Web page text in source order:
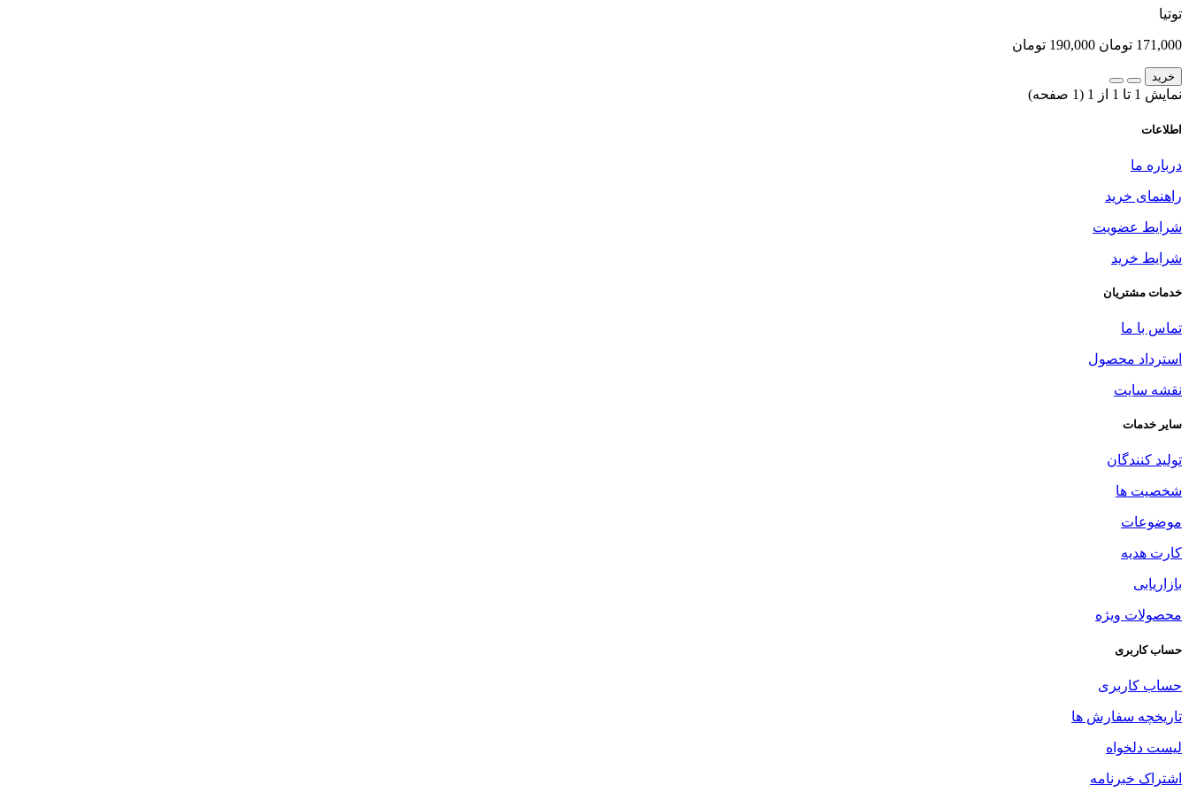
توتیا
171,000 تومان 190,000 تومان
خرید
نمایش 1 تا 1 از 1 (1 صفحه)
اطلاعات
درباره ما
راهنمای خرید
شرایط عضویت
شرایط خرید
خدمات مشتریان
تماس با ما
استرداد محصول
نقشه سایت
سایر خدمات
تولید کنندگان
شخصیت ها
موضوعات
کارت هدیه
بازاریابی
محصولات ویژه
حساب کاربری
حساب کاربری
تاریخچه سفارش ها
لیست دلخواه
اشتراک خبرنامه